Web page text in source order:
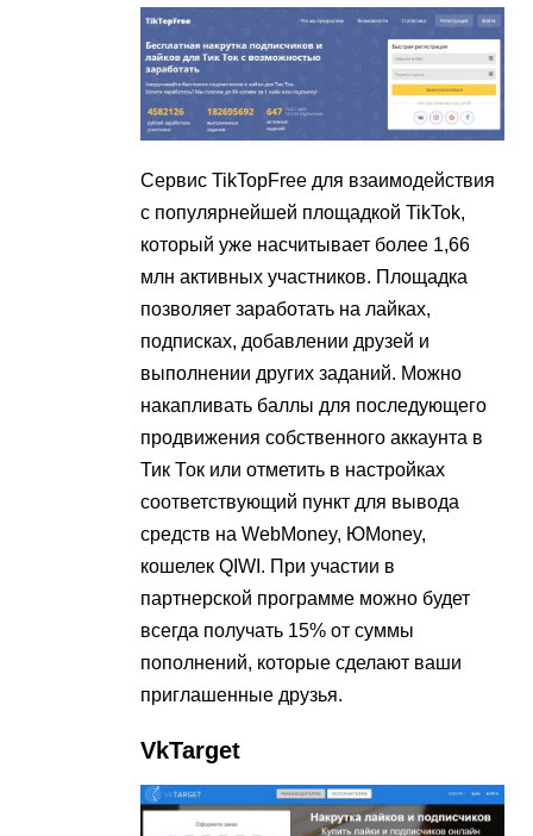
Сервис TikTopFree для взаимодействия
с популярнейшей площадкой TikTok,
который уже насчитывает более 1,66
млн активных участников. Площадка
позволяет заработать на лайках,
подписках, добавлении друзей и
выполнении других заданий. Можно
накапливать баллы для последующего
продвижения собственного аккаунта в
Тик Ток или отметить в настройках
соответствующий пункт для вывода
средств на WebMoney, ЮMoney,
кошелек QIWI. При участии в
партнерской программе можно будет
всегда получать 15% от суммы
пополнений, которые сделают ваши
приглашенные друзья.
VkTarget